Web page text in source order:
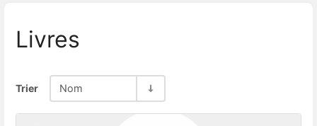
Livres
Trier Nom